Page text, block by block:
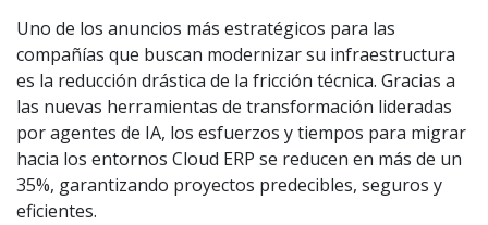
Uno de los anuncios más estratégicos para las
compañías que buscan modernizar su infraestructura
es la reducción drástica de la fricción técnica. Gracias a
las nuevas herramientas de transformación lideradas
por agentes de IA, los esfuerzos y tiempos para migrar
hacia los entornos Cloud ERP se reducen en más de un
35%, garantizando proyectos predecibles, seguros y
eficientes.